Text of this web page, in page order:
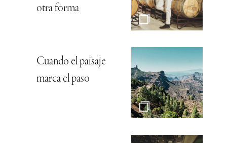
otra forma
Cuando el paisaje
marca el paso